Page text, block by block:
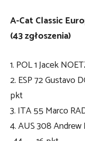
A-Cat Classic
(43 zgłoszenia)
1. POL 1 Jacek
2. ESP 72 Gustavo
pkt
3. ITA 55 Marco
4. AUS 308 Andrew